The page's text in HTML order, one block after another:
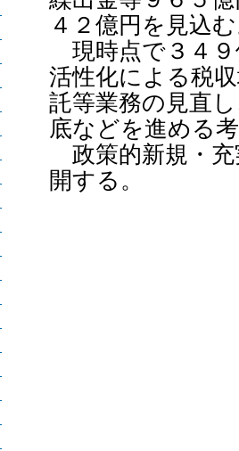
４２億円を見込
現時点で３４９
活性化による税
託等業務の見直
底などを進める
政策的新規・充
開する。